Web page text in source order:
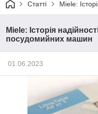
Статті Мiele:
Мiele: Історія
посудомийних машин
01.06.2023